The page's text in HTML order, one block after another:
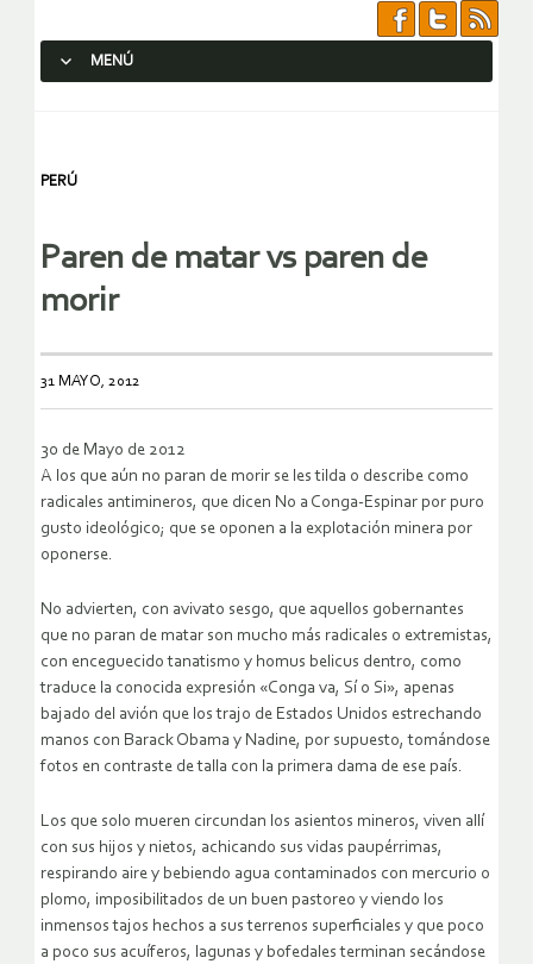
MENÚ
PERÚ
Paren de matar vs paren de
morir
31 MAYO, 2012
30 de Mayo de 2012
A los que aún no paran de morir se les tilda o describe como
radicales antimineros, que dicen No a Conga-Espinar por puro
gusto ideológico; que se oponen a la explotación minera por
oponerse.
No advierten, con avivato sesgo, que aquellos gobernantes
que no paran de matar son mucho más radicales o extremistas,
con enceguecido tanatismo y homus belicus dentro, como
traduce la conocida expresión «Conga va, Sí o Si», apenas
bajado del avión que los trajo de Estados Unidos estrechando
manos con Barack Obama y Nadine, por supuesto, tomándose
fotos en contraste de talla con la primera dama de ese país.
Los que solo mueren circundan los asientos mineros, viven allí
con sus hijos y nietos, achicando sus vidas paupérrimas,
respirando aire y bebiendo agua contaminados con mercurio o
plomo, imposibilitados de un buen pastoreo y viendo los
inmensos tajos hechos a sus terrenos superficiales y que poco
a poco sus acuíferos, lagunas y bofedales terminan secándose